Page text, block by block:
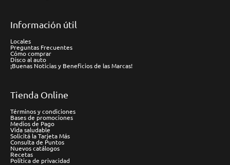
Información útil
Locales
Preguntas Frecuentes
Cómo comprar
Disco al auto
¡Buenas Noticias y Beneficios de las Marcas!
Tienda Online
Términos y condiciones
Bases de promociones
Medios de Pago
Vida saludable
Solicitá la Tarjeta Más
Consulta de Puntos
Nuevos catálogos
Recetas
Política de privacidad